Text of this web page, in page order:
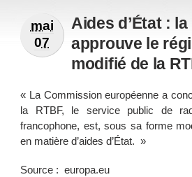
mai
07
Aides d’État :
approuve le
modifié de la
« La Commission européenne a
la RTBF, le service public de
francophone, est, sous sa forme
en matière d’aides d’État. »
Source : europa.eu